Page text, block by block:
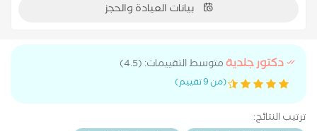
بيانات العيادة والحجز
دكتور جلديةمتوسط التقييمات: (4.5)
(من 9 تقييم)
ترتيب النتائج: